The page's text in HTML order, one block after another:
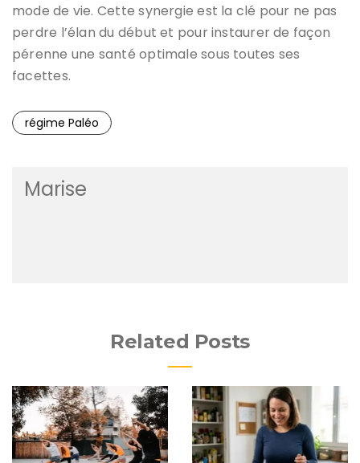
mode de vie. Cette synergie est la clé pour ne pas
perdre l’élan du début et pour instaurer de façon
pérenne une santé optimale sous toutes ses
facettes.
régime Paléo
Marise
Related Posts